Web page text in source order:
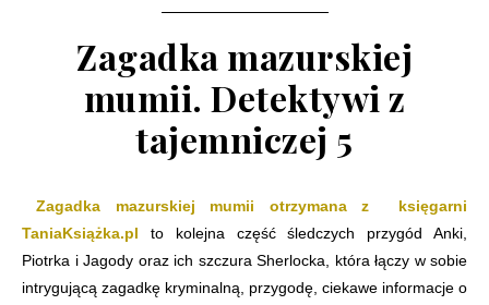
Zagadka mazurskiej
mumii. Detektywi z
tajemniczej 5
Zagadka mazurskiej mumii otrzymana z księgarni
TaniaKsiążka.pl to kolejna część śledczych przygód Anki,
Piotrka i Jagody oraz ich szczura Sherlocka, która łączy w sobie
intrygującą zagadkę kryminalną, przygodę, ciekawe informacje o